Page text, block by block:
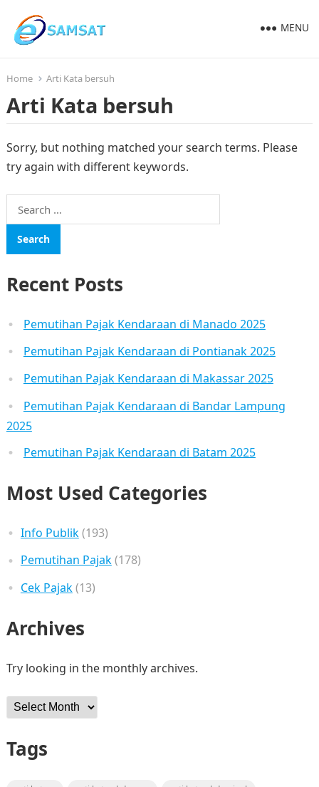
MENU
Home Arti Kata bersuh
Arti Kata bersuh
Sorry, but nothing matched your search terms. Please
try again with different keywords.
Search
for:
Recent Posts
Pemutihan Pajak Kendaraan di Manado 2025
Pemutihan Pajak Kendaraan di Pontianak 2025
Pemutihan Pajak Kendaraan di Makassar 2025
Pemutihan Pajak Kendaraan di Bandar Lampung
2025
Pemutihan Pajak Kendaraan di Batam 2025
Most Used Categories
Info Publik(193)
Pemutihan Pajak(178)
Cek Pajak(13)
Archives
Try looking in the monthly archives.
Archives
Tags